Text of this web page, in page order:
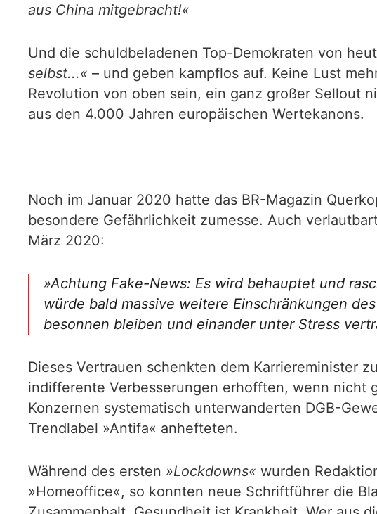
aus China mitgebracht!«
Und die schuldbeladenen Top-Demokraten von
selbst...« – und geben kampflos auf. Keine Lust
Revolution von oben sein, ein ganz großer Sellout
aus den 4.000 Jahren europäischen Wertekanons.
Noch im Januar 2020 hatte das BR-Magazin
besondere Gefährlichkeit zumesse. Auch
März 2020:
»Achtung Fake-News: Es wird behauptet und
würde bald massive weitere Einschränkungen
besonnen bleiben und einander unter Stress
Dieses Vertrauen schenkten dem Karriereminister
indifferente Verbesserungen erhofften, wenn nicht
Konzernen systematisch unterwanderten DGB-
Trendlabel »Antifa« anhefteten.
Während des ersten »Lockdowns« wurden
»Homeoffice«, so konnten neue Schriftführer die